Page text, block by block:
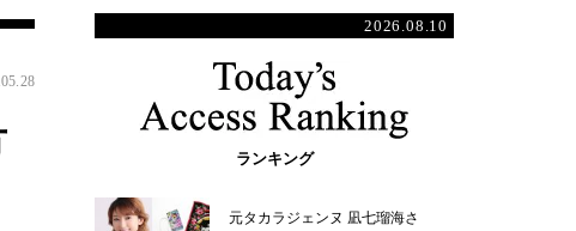
2026.08.10
ランキング
元タカラジェンヌ 凪七瑠海さ